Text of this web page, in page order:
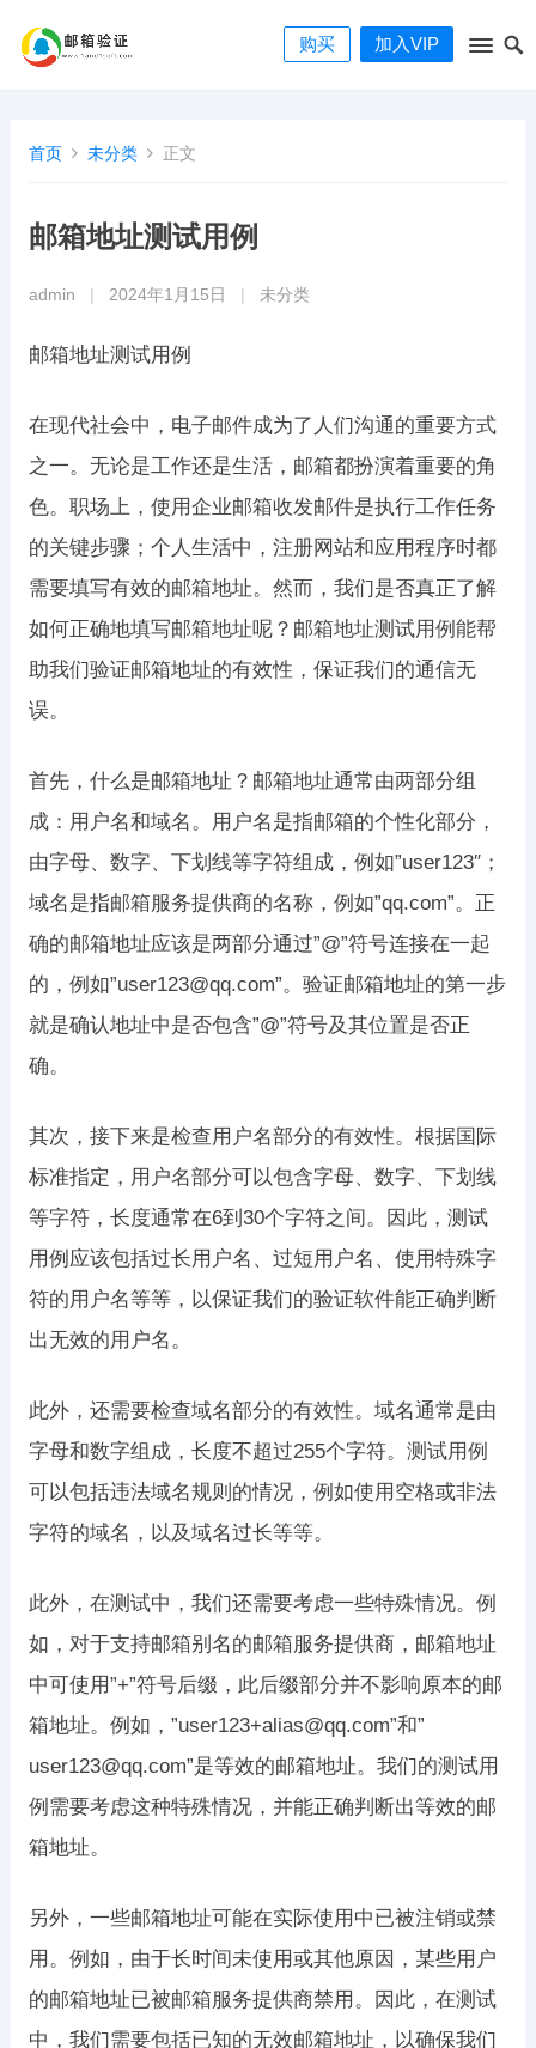
购买 加入VIP
首页 未分类 正文
邮箱地址测试用例
admin 2024年1月15日 未分类
邮箱地址测试用例
在现代社会中，电子邮件成为了人们沟通的重要方式
之一。无论是工作还是生活，邮箱都扮演着重要的角
色。职场上，使用企业邮箱收发邮件是执行工作任务
的关键步骤；个人生活中，注册网站和应用程序时都
需要填写有效的邮箱地址。然而，我们是否真正了解
如何正确地填写邮箱地址呢？邮箱地址测试用例能帮
助我们验证邮箱地址的有效性，保证我们的通信无
误。
首先，什么是邮箱地址？邮箱地址通常由两部分组
成：用户名和域名。用户名是指邮箱的个性化部分，
由字母、数字、下划线等字符组成，例如”user123″；
域名是指邮箱服务提供商的名称，例如”qq.com”。正
确的邮箱地址应该是两部分通过”@”符号连接在一起
的，例如”user123@qq.com”。验证邮箱地址的第一步
就是确认地址中是否包含”@”符号及其位置是否正
确。
其次，接下来是检查用户名部分的有效性。根据国际
标准指定，用户名部分可以包含字母、数字、下划线
等字符，长度通常在6到30个字符之间。因此，测试
用例应该包括过长用户名、过短用户名、使用特殊字
符的用户名等等，以保证我们的验证软件能正确判断
出无效的用户名。
此外，还需要检查域名部分的有效性。域名通常是由
字母和数字组成，长度不超过255个字符。测试用例
可以包括违法域名规则的情况，例如使用空格或非法
字符的域名，以及域名过长等等。
此外，在测试中，我们还需要考虑一些特殊情况。例
如，对于支持邮箱别名的邮箱服务提供商，邮箱地址
中可使用”+”符号后缀，此后缀部分并不影响原本的邮
箱地址。例如，”user123+alias@qq.com”和”
user123@qq.com”是等效的邮箱地址。我们的测试用
例需要考虑这种特殊情况，并能正确判断出等效的邮
箱地址。
另外，一些邮箱地址可能在实际使用中已被注销或禁
用。例如，由于长时间未使用或其他原因，某些用户
的邮箱地址已被邮箱服务提供商禁用。因此，在测试
中，我们需要包括已知的无效邮箱地址，以确保我们